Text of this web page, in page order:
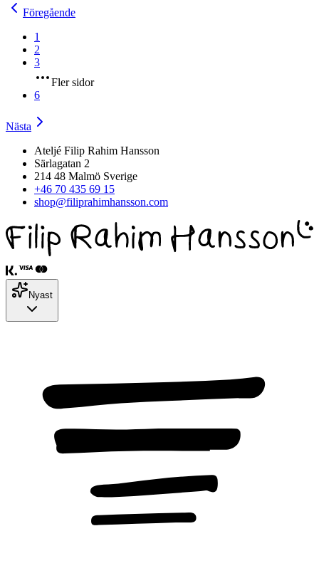
Föregående
1
2
3
Fler sidor
6
Nästa
Ateljé Filip Rahim Hansson
Särlagatan 2
214 48 Malmö Sverige
+46 70 435 69 15
shop@filiprahimhansson.com
Nyast